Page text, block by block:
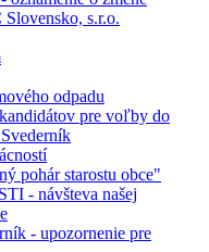
s.r.o.
odpadu
pre voľby do
pohár starostu obce"
- návšteva našej
- upozornenie pre